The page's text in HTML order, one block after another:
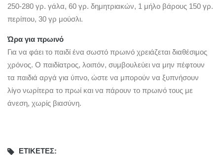
250-280 γρ. γάλα, 60 γρ. δημητριακών, 1 μήλο βάρους 150 γρ.
περίπου, 30 γρ μούσλι.
Ώρα για πρωινό
Για να φάει το παιδί ένα σωστό πρωινό χρειάζεται διαθέσιμος
χρόνος. Ο παιδίατρος, λοιπόν, συμβουλεύει να μην πέφτουν
τα παιδιά αργά για ύπνο, ώστε να μπορούν να ξυπνήσουν
λίγο νωρίτερα το πρωί και να πάρουν το πρωινό τους με
άνεση, χωρίς βιασύνη.
ΕΤΙΚΈΤΕΣ: